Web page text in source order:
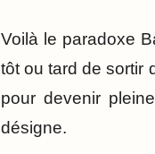
Voilà le paradoxe
tôt ou tard de sortir
pour devenir
désigne.